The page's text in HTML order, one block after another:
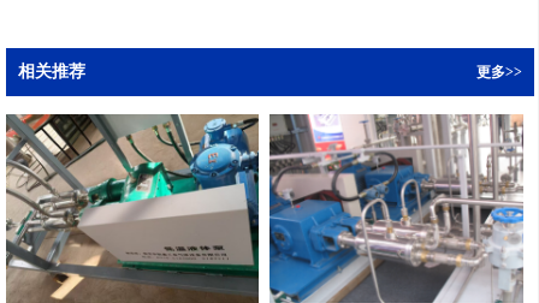
相关推荐 更多>>